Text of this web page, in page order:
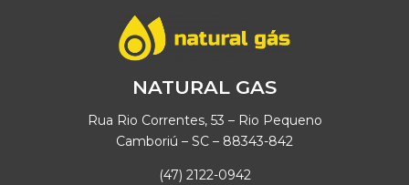
NATURAL GAS
Rua Rio Correntes, 53 – Rio Pequeno
Camboriú – SC – 88343-842
(47) 2122-0942